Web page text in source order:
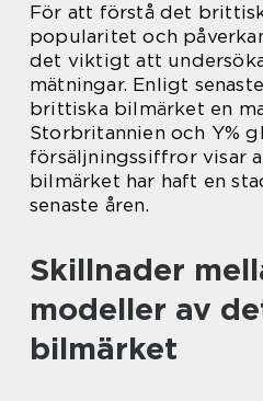
För att förstå det
popularitet och
det viktigt att
mätningar. Enligt
brittiska bilmärket en
Storbritannien och Y%
försäljningssiffror visar
bilmärket har haft en
senaste åren.
Skillnader
modeller av
bilmärket